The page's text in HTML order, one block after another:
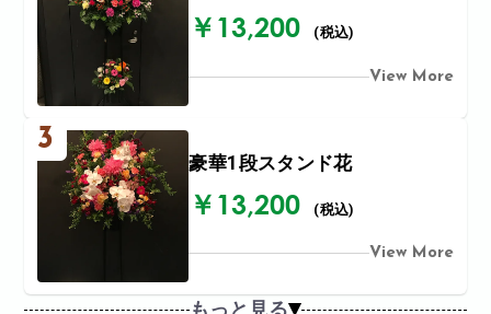
￥13,200 (税込)
View More
3
豪華1段スタンド花
￥13,200 (税込)
View More
もっと見る